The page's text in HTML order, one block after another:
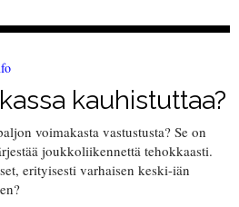
kauhistuttaa?
voimakasta vastustusta? Se on
joukkoliikennettä tehokkaasti.
erityisesti varhaisen keski-iän